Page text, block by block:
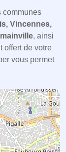
communes
Vincennes,
, ainsi
offert de votre
vous permet